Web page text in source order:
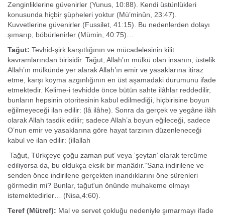
Zenginliklerine güvenirler (Yunus, 10:88). Kendi üstünlükleri
konusunda hiçbir şüpheleri yoktur (Mü’minûn, 23:47).
Kuvvetlerine güvenirler (Fussilet, 41:15). Bu nedenlerden dolayı
şımarıp, böbürlenirler (Mümin, 40:75)…
Tağut: Tevhid-şirk karşıtlığının ve mücadelesinin kilit
kavramlarından birisidir. Tağut, Allah’ın mülkü olan insanın, üstelik
Allah’ın mülkünde yer alarak Allah’ın emir ve yasaklarına itiraz
etme, karşı koyma azgınlığının en üst aşamadaki durumunu ifade
etmektedir. Kelime-i tevhidde önce bütün sahte ilâhlar reddedilir,
bunların hepsinin otoritesinin kabul edilme­diği, hiçbirisine boyun
eğilmeyeceği ilan edilir: (lâ ilâhe). Sonra da gerçek ve yegâne ilâh
olarak Allah tasdik edilir; sadece Allah’a boyun eğileceği, sadece
O’nun emir ve yasaklarına göre hayat tarzının düzenleneceği
kabul ve ilan edilir: (illal­lah
Tağut, Türkçeye çoğu zaman put’ veya ‘şeytan’ olarak tercüme
ediliyorsa da, bu oldukça eksik bir manâdır.“Sana indirilene ve
senden önce indirilene gerçekten inandıklarını öne sürenleri
görmedin mi? Bunlar, tağut'un önünde muhakeme olmayı
istemektedirler… (Nisa,4:60).
Teref (Mütref): Mal ve servet çokluğu nedeniyle şımarmayı ifade